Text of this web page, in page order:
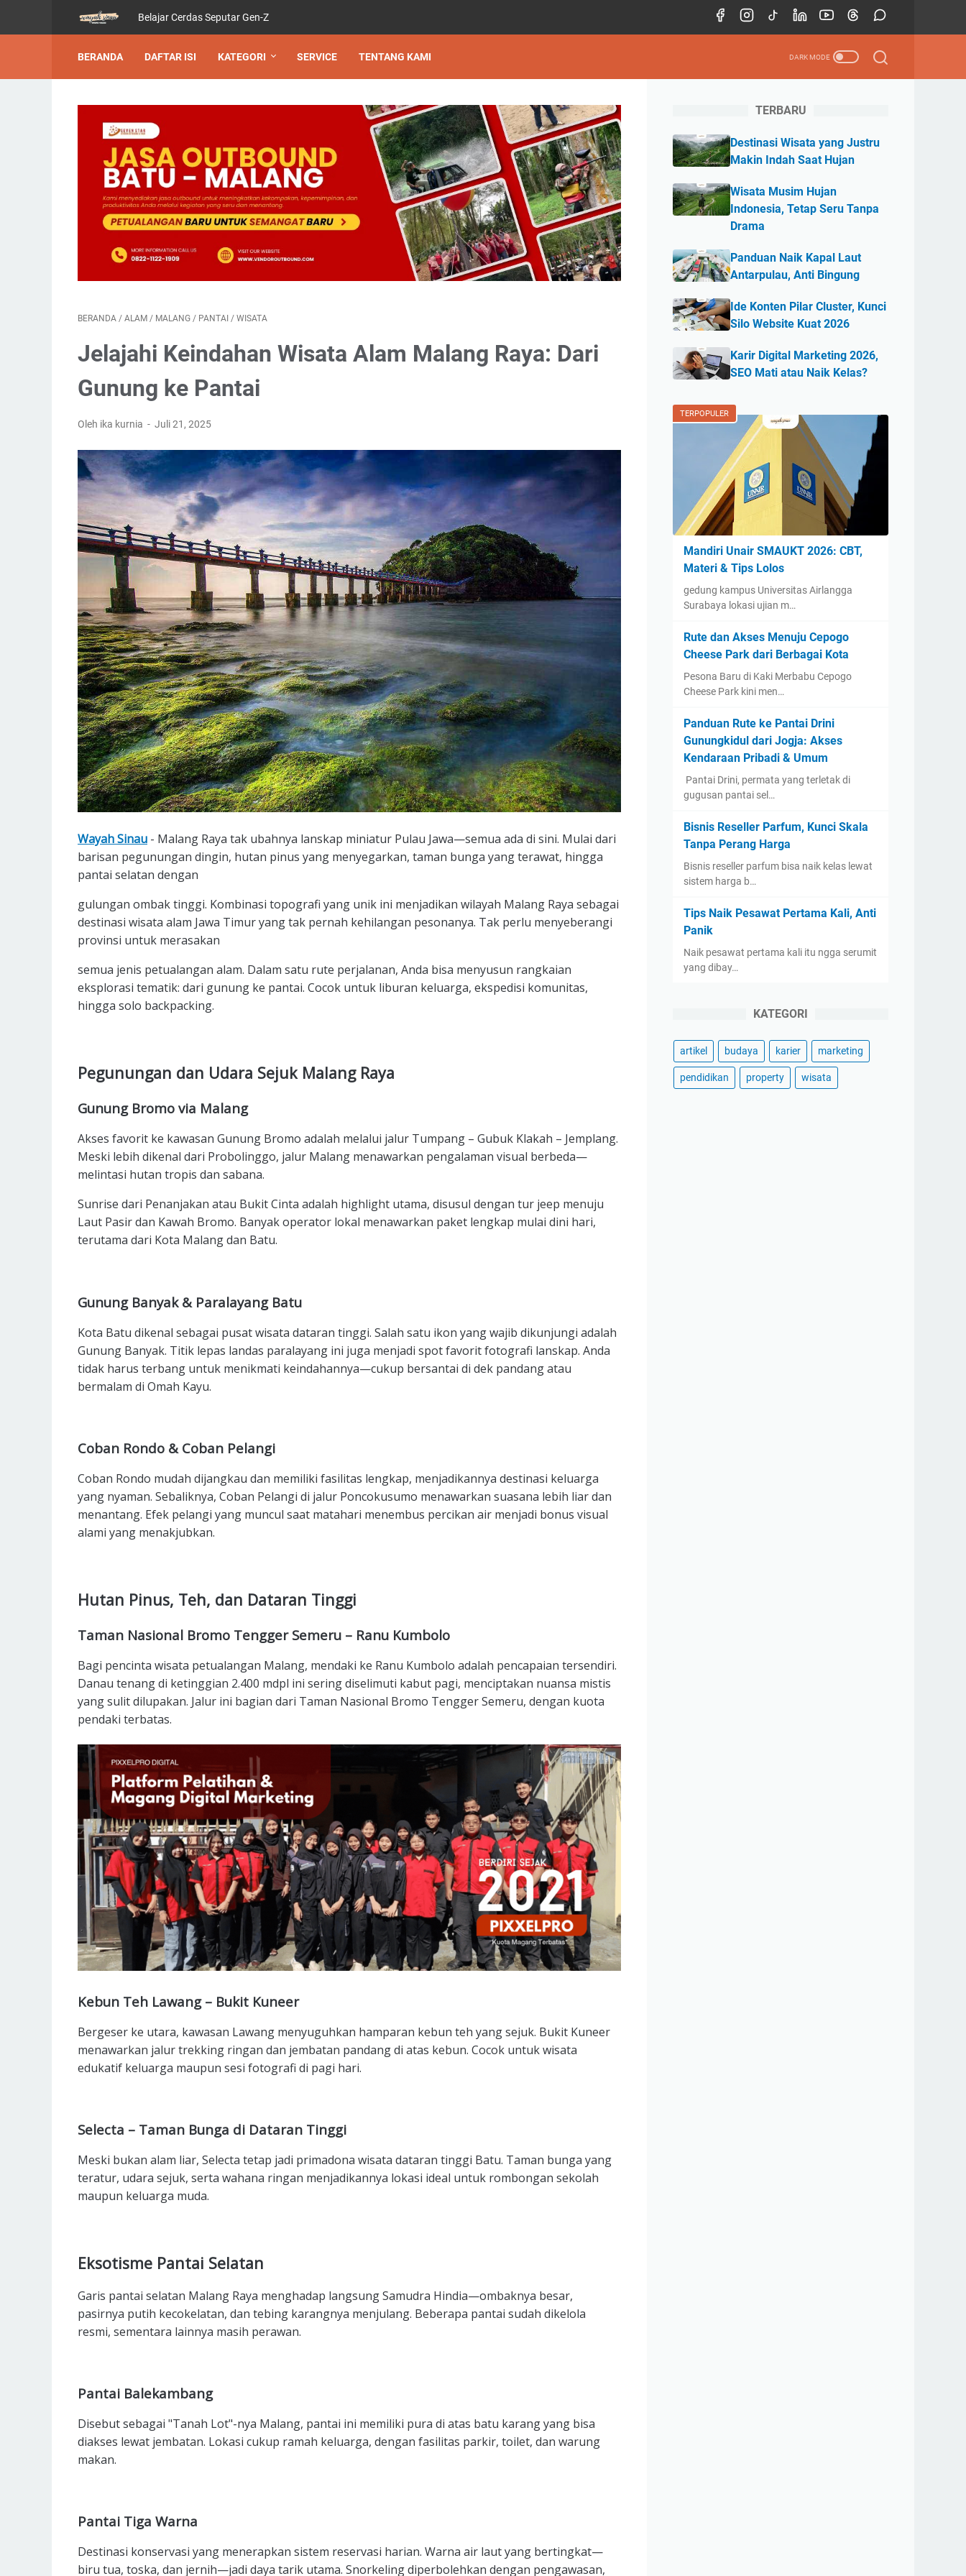
Belajar Cerdas Seputar Gen-Z
BERANDA DAFTAR ISI KATEGORI SERVICE TENTANG KAMI
BERANDA / ALAM / MALANG / PANTAI / WISATA
Jelajahi Keindahan Wisata Alam Malang Raya: Dari
Gunung ke Pantai
Oleh ika kurnia Juli 21, 2025
Wayah Sinau - Malang Raya tak ubahnya lanskap miniatur Pulau Jawa—semua ada di sini. Mulai dari
barisan pegunungan dingin, hutan pinus yang menyegarkan, taman bunga yang terawat, hingga
pantai selatan dengan
gulungan ombak tinggi. Kombinasi topografi yang unik ini menjadikan wilayah Malang Raya sebagai
destinasi wisata alam Jawa Timur yang tak pernah kehilangan pesonanya. Tak perlu menyeberangi
provinsi untuk merasakan
semua jenis petualangan alam. Dalam satu rute perjalanan, Anda bisa menyusun rangkaian
eksplorasi tematik: dari gunung ke pantai. Cocok untuk liburan keluarga, ekspedisi komunitas,
hingga solo backpacking.
Pegunungan dan Udara Sejuk Malang Raya
Gunung Bromo via Malang
Akses favorit ke kawasan Gunung Bromo adalah melalui jalur Tumpang – Gubuk Klakah – Jemplang.
Meski lebih dikenal dari Probolinggo, jalur Malang menawarkan pengalaman visual berbeda—
melintasi hutan tropis dan sabana.
Sunrise dari Penanjakan atau Bukit Cinta adalah highlight utama, disusul dengan tur jeep menuju
Laut Pasir dan Kawah Bromo. Banyak operator lokal menawarkan paket lengkap mulai dini hari,
terutama dari Kota Malang dan Batu.
Gunung Banyak & Paralayang Batu
Kota Batu dikenal sebagai pusat wisata dataran tinggi. Salah satu ikon yang wajib dikunjungi adalah
Gunung Banyak. Titik lepas landas paralayang ini juga menjadi spot favorit fotografi lanskap. Anda
tidak harus terbang untuk menikmati keindahannya—cukup bersantai di dek pandang atau
bermalam di Omah Kayu.
Coban Rondo & Coban Pelangi
Coban Rondo mudah dijangkau dan memiliki fasilitas lengkap, menjadikannya destinasi keluarga
yang nyaman. Sebaliknya, Coban Pelangi di jalur Poncokusumo menawarkan suasana lebih liar dan
menantang. Efek pelangi yang muncul saat matahari menembus percikan air menjadi bonus visual
alami yang menakjubkan.
Hutan Pinus, Teh, dan Dataran Tinggi
Taman Nasional Bromo Tengger Semeru – Ranu Kumbolo
Bagi pencinta wisata petualangan Malang, mendaki ke Ranu Kumbolo adalah pencapaian tersendiri.
Danau tenang di ketinggian 2.400 mdpl ini sering diselimuti kabut pagi, menciptakan nuansa mistis
yang sulit dilupakan. Jalur ini bagian dari Taman Nasional Bromo Tengger Semeru, dengan kuota
pendaki terbatas.
Kebun Teh Lawang – Bukit Kuneer
Bergeser ke utara, kawasan Lawang menyuguhkan hamparan kebun teh yang sejuk. Bukit Kuneer
menawarkan jalur trekking ringan dan jembatan pandang di atas kebun. Cocok untuk wisata
edukatif keluarga maupun sesi fotografi di pagi hari.
Selecta – Taman Bunga di Dataran Tinggi
Meski bukan alam liar, Selecta tetap jadi primadona wisata dataran tinggi Batu. Taman bunga yang
teratur, udara sejuk, serta wahana ringan menjadikannya lokasi ideal untuk rombongan sekolah
maupun keluarga muda.
Eksotisme Pantai Selatan
Garis pantai selatan Malang Raya menghadap langsung Samudra Hindia—ombaknya besar,
pasirnya putih kecokelatan, dan tebing karangnya menjulang. Beberapa pantai sudah dikelola
resmi, sementara lainnya masih perawan.
Pantai Balekambang
Disebut sebagai "Tanah Lot"-nya Malang, pantai ini memiliki pura di atas batu karang yang bisa
diakses lewat jembatan. Lokasi cukup ramah keluarga, dengan fasilitas parkir, toilet, dan warung
makan.
Pantai Tiga Warna
Destinasi konservasi yang menerapkan sistem reservasi harian. Warna air laut yang bertingkat—
biru tua, toska, dan jernih—jadi daya tarik utama. Snorkeling diperbolehkan dengan pengawasan,
TERBARU
Destinasi Wisata yang Justru
Makin Indah Saat Hujan
Wisata Musim Hujan
Indonesia, Tetap Seru Tanpa
Drama
Panduan Naik Kapal Laut
Antarpulau, Anti Bingung
Ide Konten Pilar Cluster, Kunci
Silo Website Kuat 2026
Karir Digital Marketing 2026,
SEO Mati atau Naik Kelas?
TERPOPULER
Mandiri Unair SMAUKT 2026: CBT,
Materi & Tips Lolos
gedung kampus Universitas Airlangga
Surabaya lokasi ujian m…
Rute dan Akses Menuju Cepogo
Cheese Park dari Berbagai Kota
Pesona Baru di Kaki Merbabu Cepogo
Cheese Park kini men…
Panduan Rute ke Pantai Drini
Gunungkidul dari Jogja: Akses
Kendaraan Pribadi & Umum
​ Pantai Drini, permata yang terletak di
gugusan pantai sel…
Bisnis Reseller Parfum, Kunci Skala
Tanpa Perang Harga
Bisnis reseller parfum bisa naik kelas lewat
sistem harga b…
Tips Naik Pesawat Pertama Kali, Anti
Panik
Naik pesawat pertama kali itu ngga serumit
yang dibay…
KATEGORI
artikel budaya karier marketing
pendidikan property wisata